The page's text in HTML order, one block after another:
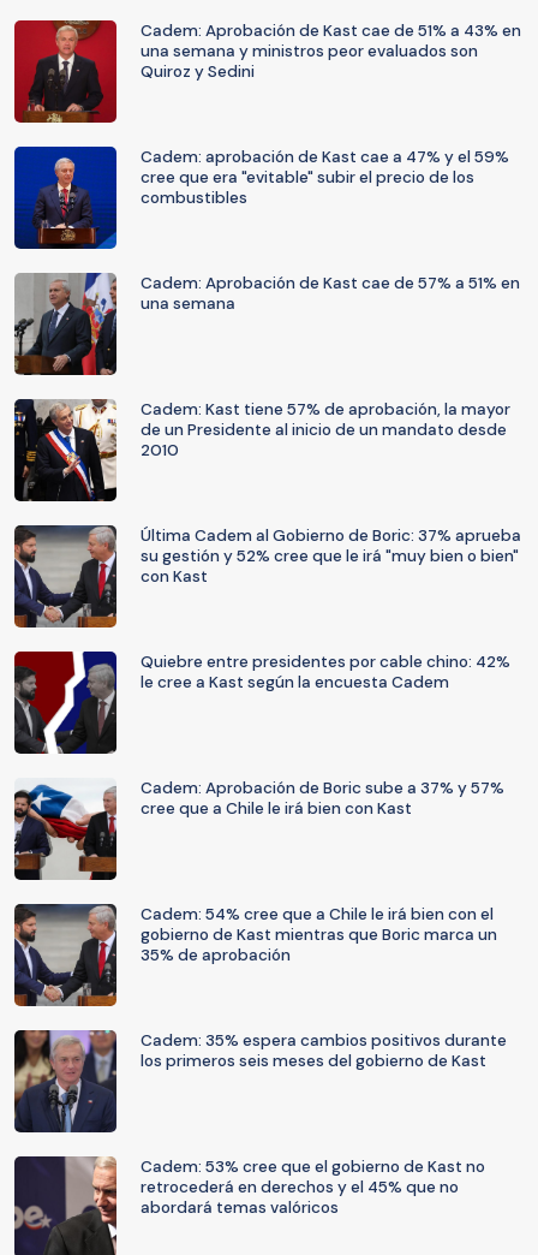
Cadem: Aprobación de Kast cae de 51% a 43% en
una semana y ministros peor evaluados son
Quiroz y Sedini
Cadem: aprobación de Kast cae a 47% y el 59%
cree que era "evitable" subir el precio de los
combustibles
Cadem: Aprobación de Kast cae de 57% a 51% en
una semana
Cadem: Kast tiene 57% de aprobación, la mayor
de un Presidente al inicio de un mandato desde
2010
Última Cadem al Gobierno de Boric: 37% aprueba
su gestión y 52% cree que le irá "muy bien o bien"
con Kast
Quiebre entre presidentes por cable chino: 42%
le cree a Kast según la encuesta Cadem
Cadem: Aprobación de Boric sube a 37% y 57%
cree que a Chile le irá bien con Kast
Cadem: 54% cree que a Chile le irá bien con el
gobierno de Kast mientras que Boric marca un
35% de aprobación
Cadem: 35% espera cambios positivos durante
los primeros seis meses del gobierno de Kast
Cadem: 53% cree que el gobierno de Kast no
retrocederá en derechos y el 45% que no
abordará temas valóricos